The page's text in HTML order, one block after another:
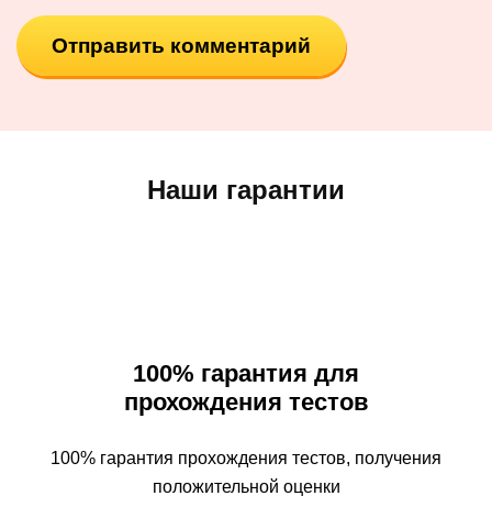
Наши гарантии
100% гарантия для
прохождения тестов
100% гарантия прохождения тестов, получения
положительной оценки